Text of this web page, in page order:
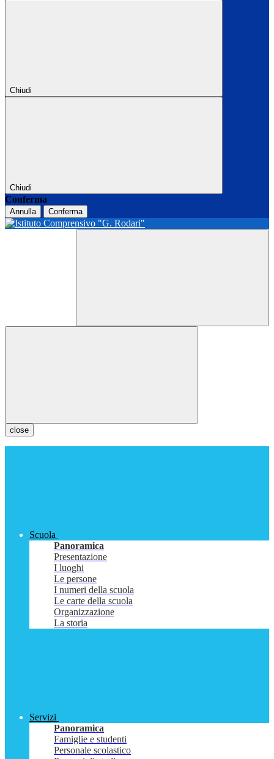
Chiudi
Chiudi
Conferma
Annulla Conferma
close
Scuola
Panoramica
Presentazione
I luoghi
Le persone
I numeri della scuola
Le carte della scuola
Organizzazione
La storia
Servizi
Panoramica
Famiglie e studenti
Personale scolastico